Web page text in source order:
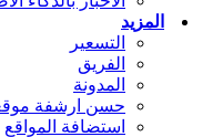
المزيد
التسعير
الفريق
المدونة
حسن ارشفة
استضافة المواقع